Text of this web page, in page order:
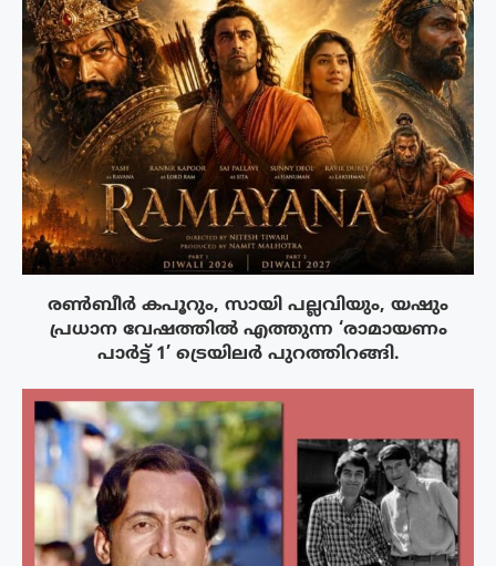
രൺബീർ കപൂറും, സായി പല്ലവിയും, യഷും
പ്രധാന വേഷത്തിൽ എത്തുന്ന ‘രാമായണം
പാർട്ട് 1’ ട്രെയിലർ പുറത്തിറങ്ങി.